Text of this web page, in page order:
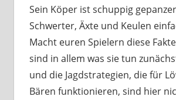
Sein Köper ist schuppig
Schwerter, Äxte und Keulen
Macht euren Spielern diese
sind in allem was sie tun
und die Jagdstrategien, die für
Bären funktionieren, sind hier